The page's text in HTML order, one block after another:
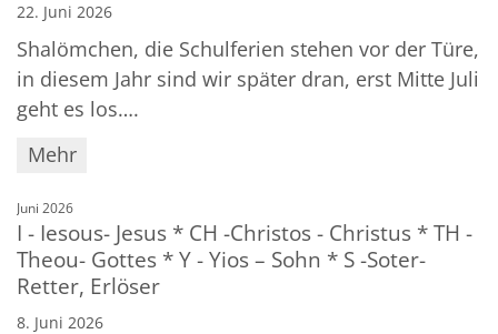
22. Juni 2026
Shalömchen, die Schulferien stehen vor der Türe,
in diesem Jahr sind wir später dran, erst Mitte Juli
geht es los….
Mehr
Juni 2026:
I - Iesous- Jesus * CH -Christos - Christus * TH -
Theou- Gottes * Y - Yios – Sohn * S -Soter-
Retter, Erlöser
8. Juni 2026